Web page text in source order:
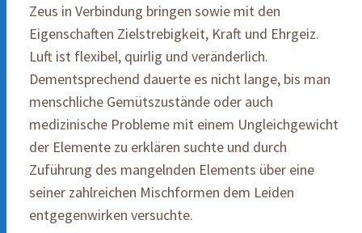
Zeus in Verbindung bringen sowie mit den
Eigenschaften Zielstrebigkeit, Kraft und Ehrgeiz.
Luft ist flexibel, quirlig und veränderlich.
Dementsprechend dauerte es nicht lange, bis man
menschliche Gemütszustände oder auch
medizinische Probleme mit einem Ungleichgewicht
der Elemente zu erklären suchte und durch
Zuführung des mangelnden Elements über eine
seiner zahlreichen Mischformen dem Leiden
entgegenwirken versuchte.